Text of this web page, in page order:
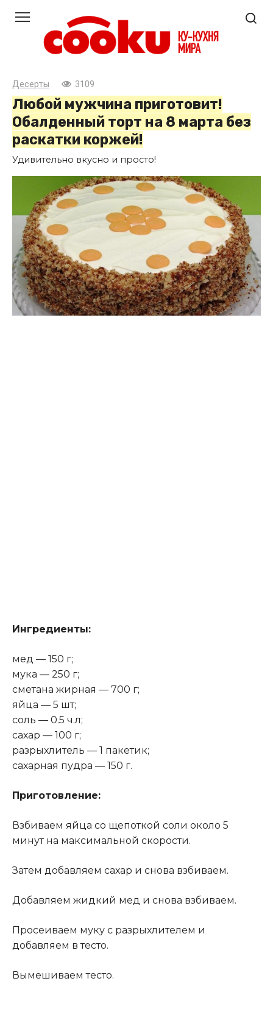
контенту
Десерты 3109
Любой мужчина приготовит!
Обалденный торт на 8 марта без
раскатки коржей!
Удивительно вкусно и просто!
Ингредиенты:
мед — 150 г;
мука — 250 г;
сметана жирная — 700 г;
яйца — 5 шт;
соль — 0.5 ч.л;
сахар — 100 г;
разрыхлитель — 1 пакетик;
сахарная пудра — 150 г.
Приготовление:
Взбиваем яйца со щепоткой соли около 5
минут на максимальной скорости.
Затем добавляем сахар и снова взбиваем.
Добавляем жидкий мед и снова взбиваем.
Просеиваем муку с разрыхлителем и
добавляем в тесто.
Вымешиваем тесто.